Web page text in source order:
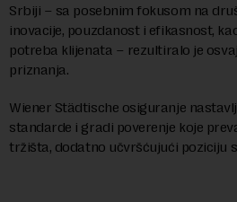
Srbiji – sa posebnim fokusom na
inovacije, pouzdanost i efikasnost,
potreba klijenata – rezultiralo je
priznanja.
Wiener Städtische osiguranje
standarde i gradi poverenje koje
tržišta, dodatno učvršćujući poziciju